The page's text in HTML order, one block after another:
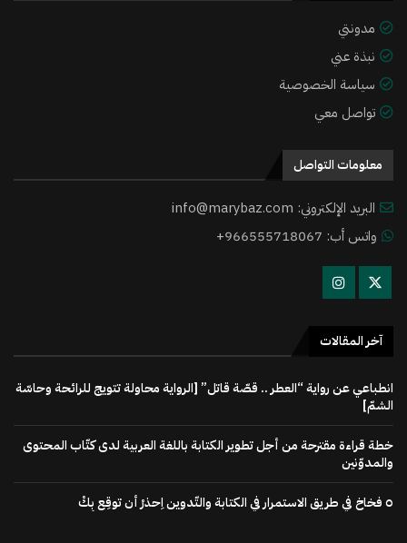
مدونتي
نبذة عني
سياسة الخصوصية
تواصل معي
معلومات التواصل
البريد الإلكتروني: info@marybaz.com
واتس أب: 966555718067+
آخر المقالات
انطباعي عن رواية “العطر .. قصّة قاتل” [الرواية محاولة تتويج للرائحة وحاسّة
الشمّ]
خطة قراءة مقترحة من أجل تطوير الكتابة باللغة العربية لدى كتّاب المحتوى
والمدوّنين
٥ فخاخ في طريق الاستمرار في الكتابة والتّدوين اِحذرْ أن توقِع بِكْ